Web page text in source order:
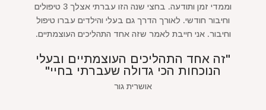
וממדי זמן ותודעה. בחצי שנה הזו עברתי אצלך 3 טיפולים
וחיבור חודשי. לאורך הדרך גם בעלי והילדים עברו טיפול
וחיבור. אני חייבת לאמר שזה אחד התהליכים העוצמתיים.
"זה אחד התהליכים העוצמתיים ובעלי
הנוכחות הכי גדולה שעברתי בחיי"
אושרית גור